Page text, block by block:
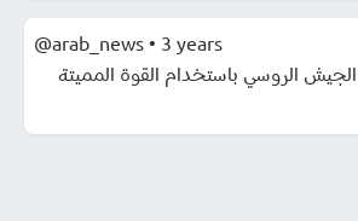
@arab_news • 3 years
الروسي باستخدام القوة المميتة